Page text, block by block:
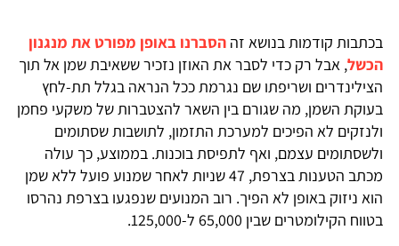
בכתבות קודמות בנושא זה הסברנו באופן מפורט את מנגנון
הכשל, אבל רק כדי לסבר את האוזן נזכיר ששאיבת שמן אל תוך
הצילינדרים ושריפתו שם נגרמת ככל הנראה בגלל תת-לחץ
בעוקת השמן, מה שגורם בין השאר להצטברות של משקעי פחמן
ולנזקים לא הפיכים למערכת התזמון, לתושבות שסתומים
ולשסתומים עצמם, ואף לתפיסת בוכנות. בממוצע, כך עולה
מכתב הטענות בצרפת, 47 שניות לאחר שמנוע פועל ללא שמן
הוא ניזוק באופן לא הפיך. רוב המנועים שנפגעו בצרפת נהרסו
בטווח הקילומטרים שבין 65,000 ל-125,000.